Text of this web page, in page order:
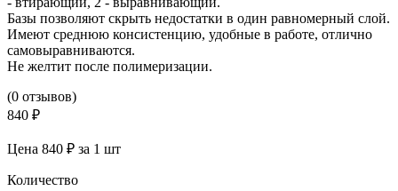
Базы позволяют скрыть недостатки в один равномерный слой.
Имеют среднюю консистенцию, удобные в работе, отлично
самовыравниваются.
Не желтит после полимеризации.
(0 отзывов)
840 ₽
Цена 840 ₽ за 1 шт
Количество